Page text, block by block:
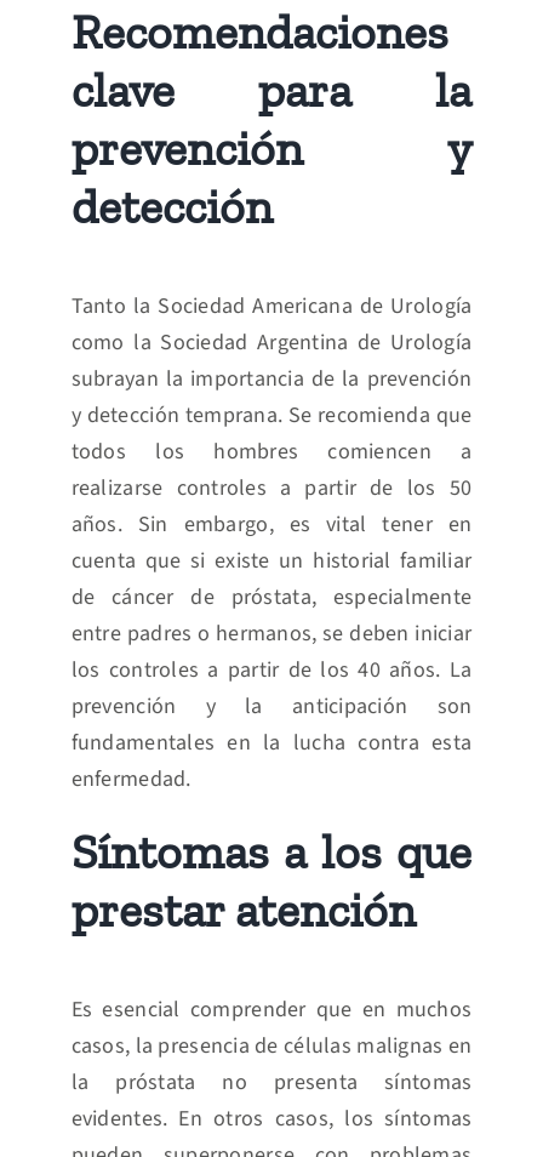
Recomendaciones
clave para la
prevención y
detección
Tanto la Sociedad Americana de Urología
como la Sociedad Argentina de Urología
subrayan la importancia de la prevención
y detección temprana. Se recomienda que
todos los hombres comiencen a
realizarse controles a partir de los 50
años. Sin embargo, es vital tener en
cuenta que si existe un historial familiar
de cáncer de próstata, especialmente
entre padres o hermanos, se deben iniciar
los controles a partir de los 40 años. La
prevención y la anticipación son
fundamentales en la lucha contra esta
enfermedad.
Síntomas a los que
prestar atención
Es esencial comprender que en muchos
casos, la presencia de células malignas en
la próstata no presenta síntomas
evidentes. En otros casos, los síntomas